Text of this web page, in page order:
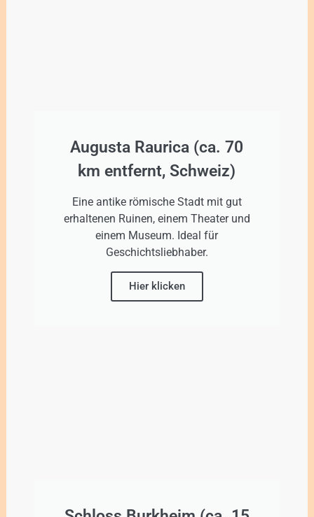
Augusta Raurica (ca. 70
km entfernt, Schweiz)
Eine antike römische Stadt mit gut
erhaltenen Ruinen, einem Theater und
einem Museum. Ideal für
Geschichtsliebhaber.
Hier klicken